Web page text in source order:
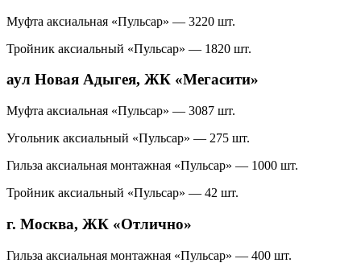
Муфта аксиальная «Пульсар» — 3220 шт.
Тройник аксиальный «Пульсар» — 1820 шт.
аул Новая Адыгея, ЖК «Мегасити»
Муфта аксиальная «Пульсар» — 3087 шт.
Угольник аксиальный «Пульсар» — 275 шт.
Гильза аксиальная монтажная «Пульсар» — 1000 шт.
Тройник аксиальный «Пульсар» — 42 шт.
г. Москва, ЖК «Отлично»
Гильза аксиальная монтажная «Пульсар» — 400 шт.